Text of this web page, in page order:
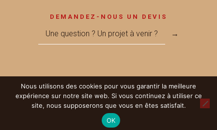
DEMANDEZ-NOUS UN DEVIS
Une question ? Un projet à venir ? →
© 2017 Métallerie MEGNANT - Réalisé par LICOM Développement
Mentions Légales|RGPD|Partenaires
Nous utilisons des cookies pour vous garantir la meilleure
expérience sur notre site web. Si vous continuez à utiliser ce
site, nous supposerons que vous en êtes satisfait.
OK